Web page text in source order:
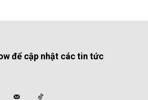
để cập nhật các tin tức